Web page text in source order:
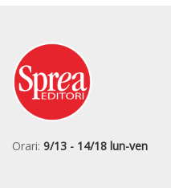
Orari: 9/13 - 14/18 lun-ven